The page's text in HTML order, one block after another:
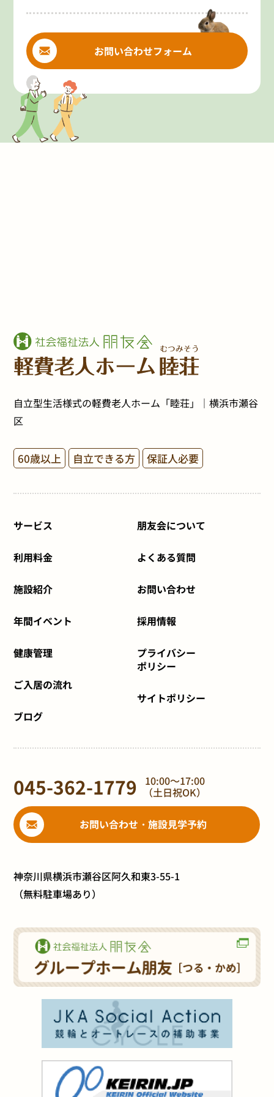
お問い合わせフォーム
自立型生活様式の軽費老人ホーム「睦荘」｜横浜市瀬谷
区
60歳以上 自立できる方 保証人必要
サービス
利用料金
施設紹介
年間イベント
健康管理
ご入居の流れ
ブログ
朋友会について
よくある質問
お問い合わせ
採用情報
プライバシー
ポリシー
サイトポリシー
045-362-1779 10:00～17:00
（土日祝OK）
お問い合わせ・施設見学予約
神奈川県横浜市瀬谷区阿久和東3-55-1
（無料駐車場あり）